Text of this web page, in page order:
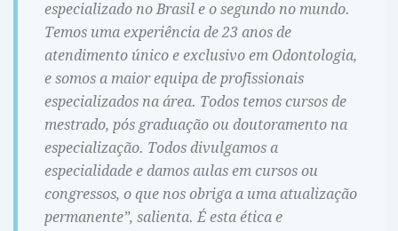
especializado no Brasil e o segundo no mundo.
Temos uma experiência de 23 anos de
atendimento único e exclusivo em Odontologia,
e somos a maior equipa de profissionais
especializados na área. Todos temos cursos de
mestrado, pós graduação ou doutoramento na
especialização. Todos divulgamos a
especialidade e damos aulas em cursos ou
congressos, o que nos obriga a uma atualização
permanente”, salienta. É esta ética e